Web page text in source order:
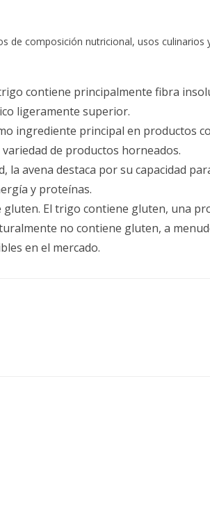
composición nutricional, usos culinarios
contiene principalmente fibra
ligeramente superior.
ingrediente principal en productos
de productos horneados.
avena destaca por su capacidad
y proteínas.
El trigo contiene gluten, una
no contiene gluten, a
en el mercado.